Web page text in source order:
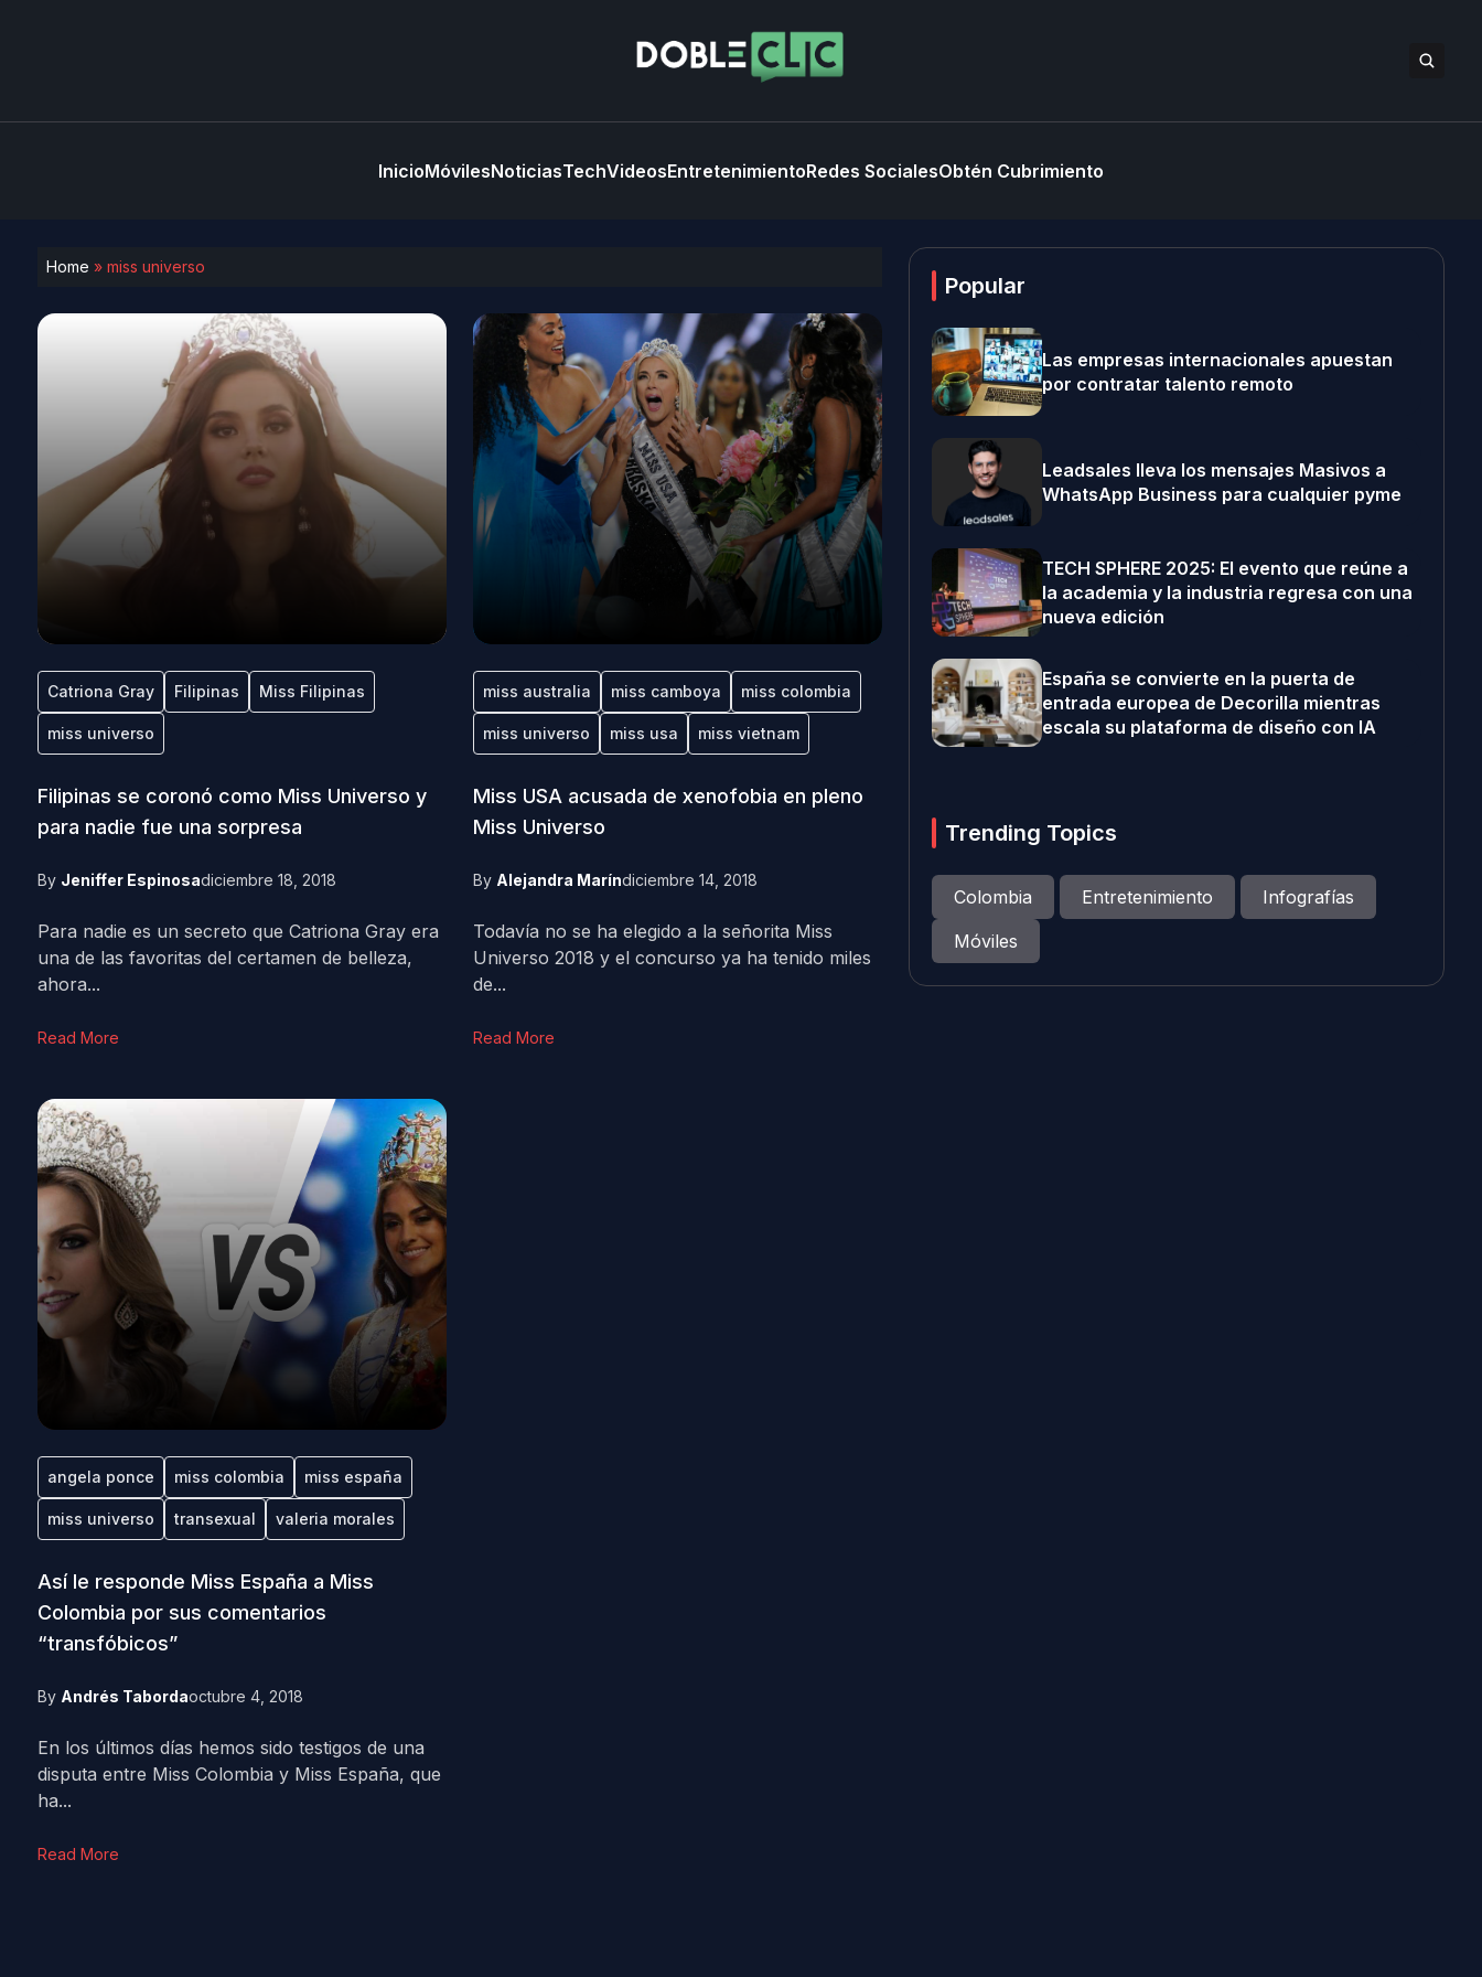
InicioMóvilesNoticiasTechVideosEntretenimientoRedes SocialesObtén Cubrimiento
Home » miss universo
Catriona Gray Filipinas Miss Filipinas
miss universo
Filipinas se coronó como Miss Universo y
para nadie fue una sorpresa
By Jeniffer Espinosadiciembre 18, 2018
Para nadie es un secreto que Catriona Gray era
una de las favoritas del certamen de belleza,
ahora...
Read More
miss australia miss camboya miss colombia
miss universo miss usa miss vietnam
Miss USA acusada de xenofobia en pleno
Miss Universo
By Alejandra Maríndiciembre 14, 2018
Todavía no se ha elegido a la señorita Miss
Universo 2018 y el concurso ya ha tenido miles
de...
Read More
angela ponce miss colombia miss españa
miss universo transexual valeria morales
Así le responde Miss España a Miss
Colombia por sus comentarios
“transfóbicos”
By Andrés Tabordaoctubre 4, 2018
En los últimos días hemos sido testigos de una
disputa entre Miss Colombia y Miss España, que
ha...
Read More
Popular
Las empresas internacionales apuestan
por contratar talento remoto
Leadsales lleva los mensajes Masivos a
WhatsApp Business para cualquier pyme
TECH SPHERE 2025: El evento que reúne a
la academia y la industria regresa con una
nueva edición
España se convierte en la puerta de
entrada europea de Decorilla mientras
escala su plataforma de diseño con IA
Trending Topics
Colombia Entretenimiento
Infografías
Móviles